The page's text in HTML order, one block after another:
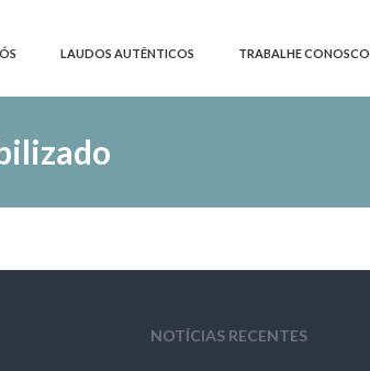
LAUDOS AUTÊNTICOS TRABALHE CONOSCO
NOTÍCIAS RECENTES